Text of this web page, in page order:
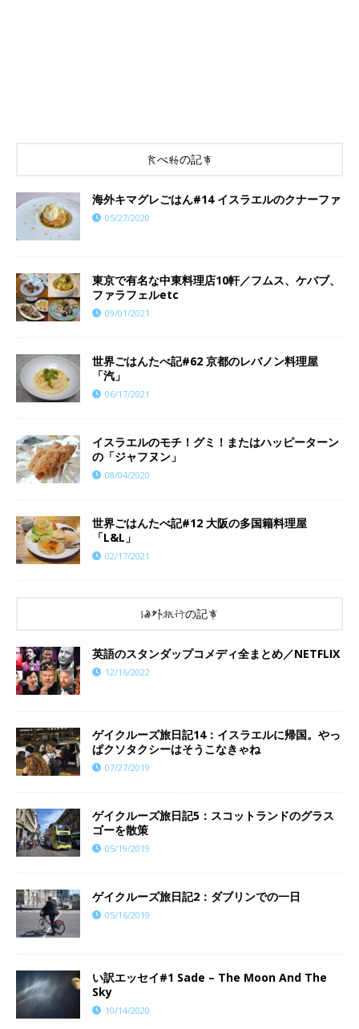
食べ物の記事
海外キマグレごはん#14 イスラエルのクナーファ
05/27/2020
東京で有名な中東料理店10軒／フムス、ケバブ、
ファラフェルetc
09/01/2021
世界ごはんたべ記#62 京都のレバノン料理屋
「汽」
06/17/2021
イスラエルのモチ！グミ！またはハッピーターン
の「ジャフヌン」
08/04/2020
世界ごはんたべ記#12 大阪の多国籍料理屋
「L&L」
02/17/2021
海外旅行の記事
英語のスタンダップコメディ全まとめ／NETFLIX
12/16/2022
ゲイクルーズ旅日記14：イスラエルに帰国。やっ
ぱクソタクシーはそうこなきゃね
07/27/2019
ゲイクルーズ旅日記5：スコットランドのグラス
ゴーを散策
05/19/2019
ゲイクルーズ旅日記2：ダブリンでの一日
05/16/2019
い訳エッセイ#1 Sade – The Moon And The
Sky
10/14/2020